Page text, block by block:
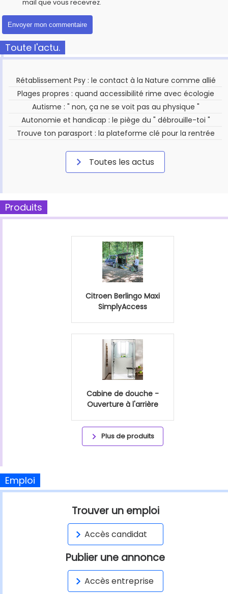
mail que vous recevrez.
Toute l'actu.
Rétablissement Psy : le contact à la Nature comme allié
Plages propres : quand accessibilité rime avec écologie
Autisme : " non, ça ne se voit pas au physique "
Autonomie et handicap : le piège du " débrouille-toi "
Trouve ton parasport : la plateforme clé pour la rentrée
Toutes les actus
Produits
Citroen Berlingo Maxi
SimplyAccess
Cabine de douche -
Ouverture à l'arrière
Plus de produits
Emploi
Trouver un emploi
Accès candidat
Publier une annonce
Accès entreprise